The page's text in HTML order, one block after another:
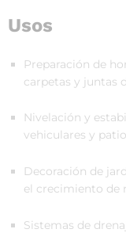
Usos
Preparación de
carpetas y juntas
Nivelación y
vehiculares y
Decoración de
el crecimiento de
Sistemas de